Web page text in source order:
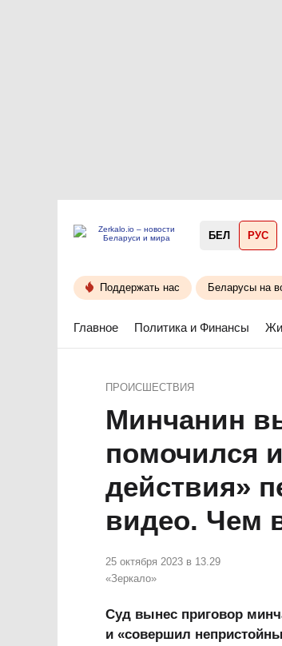
БЕЛ РУС
Поддержать нас Беларусы на
Главное Политика и Финансы
ПРОИСШЕСТВИЯ
Минчанин
помочился
действия»
видео. Чем
25 октября 2023 в 13.29
«Зеркало»
Суд вынес приговор
и «совершил